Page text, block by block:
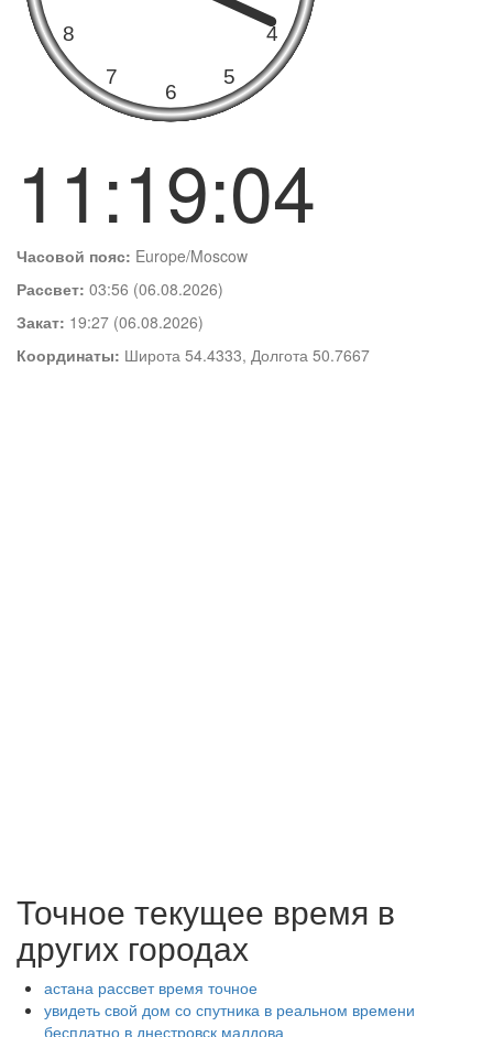
11:19:05
Часовой пояс: Europe/Moscow
Рассвет: 03:56 (06.08.2026)
Закат: 19:27 (06.08.2026)
Координаты: Широта 54.4333, Долгота 50.7667
Точное текущее время в
других городах
астана рассвет время точное
увидеть свой дом со спутника в реальном времени
бесплатно в днестровск малдова